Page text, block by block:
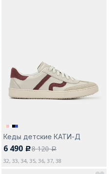
Кеды детские КАТИ-Д
6 490 c8 120a
32, 33, 34, 35, 36, 37, 38